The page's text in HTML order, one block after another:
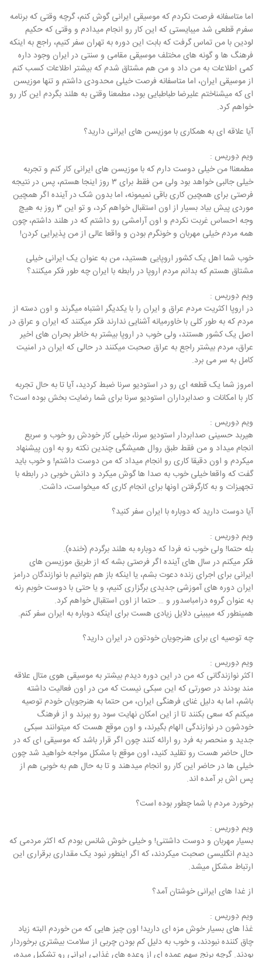
اما متاسفانه فرصت نکردم که موسیقی ایرانی گوش کنم، گرچه وقتی که برنامه
سفرم قطعی شد میبایستی که این کار رو انجام میدادم و وقتی که حکیم
لودین با من تماس گرفت که بابت این دوره به تهران سفر کنیم، راجع به اینکه
فرهنگ ها و گونه های مختلف موسیقی مقامی و سنتی در ایران وجود داره
کمی اطلاعات به من داد و من هم مشتاق شدم که بیشتر اطلاعات کسب کنم
از موسیقی ایران، اما متاسفانه فرصت خیلی محدودی داشتم و تنها موزیسن
ای که میشناختم علیرضا طباطبایی بود، مطمعنا وقتی به هلند بگردم این کار رو
خواهم کرد.
آیا علاقه ای به همکاری با موزیسن های ایرانی دارید؟
ویم دِوریس :
مطمعنا! من خیلی دوست دارم که با موزیسن های ایرانی کار کنم و تجربه
خیلی جالبی خواهد بود ولی من فقط برای ۳ روز اینجا هستم، پس در نتیجه
فرصتی برای همچین کاری باقی نمیمونه، اما بدون شک در آینده اگر همچین
موردی پیش بیاد بسیار از اون استقبال خواهم کرد، و تو این ۳ روز به هیچ
وجه احساس غربت نکردم و اون آرامشی رو داشتم که در هلند داشتم، چون
همه مردم خیلی مهربان و خونگرم بودن و واقعا عالی از من پذیرایی کردن!
خوب شما اهل یک کشور اروپایی هستید، من به عنوان یک ایرانی خیلی
مشتاق هستم که بدانم مردم اروپا در رابطه با ایران چه طور فکر میکنند؟
ویم دِوریس :
در اروپا اکثریت مردم عراق و ایران را با یکدیگر اشتباه میگرند و اون دسته از
مردم که به طور کلی با خاورمیانه آشنایی ندارند فکر میکنند که ایران و عراق در
اصل یک کشور هستند، ولی خوب در اروپا بیشتر به خاطر بحران های اخیر
عراق، مردم بیشتر راجع به عراق صحبت میکنند در حالی که ایران در امنیت
کامل به سر می برد.
امروز شما یک قطعه ای رو در استودیو سرنا ضبط کردید، آیا تا به حال تجربه
کار با امکانات و صدابرداران استودیو سرنا برای شما رضایت بخش بوده است؟
ویم دِوریس :
هیربد حسینی صدابردار استودیو سرنا، خیلی کار خودش رو خوب و سریع
انجام میداد و من فقط طبق روال همیشگی چندین نکته رو به اون پیشنهاد
میکردم و اون دقیقا کاری رو انجام میداد که من دوست داشتم! و خوب باید
گفت که واقعا خیلی خوب به صدا ها گوش میکرد و دانش خوبی در رابطه با
تجهیزات و به کارگرفتن اونها برای انجام کاری که میخواست، داشت.
آیا دوست دارید که دوباره با ایران سفر کنید؟
ویم دِوریس :
بله حتما! ولی خوب نه فردا که دوباره به هلند برگردم (خنده).
فکر میکنم در سال های آینده اگر فرصتی بشه که از طریق موزیسن های
ایرانی برای اجرای زنده دعوت بشم، یا اینکه باز هم بتوانیم با نوازندگان درامز
ایران دوره های آموزشی جدیدی برگزاری کنیم، و یا حتی با دوست خوبم رنه
به عنوان گروه درامباسدور و … حتما از اون استقبال خواهم کرد.
همینطور که میبینی دلایل زیادی هست برای اینکه دوباره به ایران سفر کنم.
چه توصیه ای برای هنرجویان خودتون در ایران دارید؟
ویم دِوریس :
اکثر نوازندگانی که من در این دوره دیدم بیشتر به موسیقی هوی متال علاقه
مند بودند در صورتی که این سبکی نیست که من در اون فعالیت داشته
باشم، اما به دلیل غنای فرهنگی ایران، من حتما به هنرجویان خودم توصیه
میکنم که سعی بکنند تا از این امکان نهایت سود رو ببرند و از فرهنگ
خودشون در نوازندگی الهام بگیرند، و اون موقع هست که میتوانند سبکی
جدید و منحصر به فرد رو ارائه کنند چون اگر قرار باشد که موسیقی ای که در
حال حاضر هست رو تقلید کنید، اون موقع با مشکل مواجه خواهید شد چون
خیلی ها در حاضر این کار رو انجام میدهند و تا به حال هم به خوبی هم از
پس اش بر آمده اند.
برخورد مردم با شما چطور بوده است؟
ویم دِوریس :
بسیار مهربان و دوست داشتنی! و خیلی خوش شانس بودم که اکثر مردمی که
دیدم انگلیسی صحبت میکردند، که اگر اینطور نبود یک مقداری برقراری این
ارتباط مشکل میشد.
از غدا های ایرانی خوشتان آمد؟
ویم دِوریس :
غذا های بسیار خوش مزه ای دارید! اون چیز هایی که من خوردم البته زیاد
چاق کننده نبودند، و خوب به دلیل کم بودن چربی از سلامت بیشتری برخوردار
بودند. گرچه برنج سهم عمده ای از وعده های غذایی ایرانی رو تشکیل میده،